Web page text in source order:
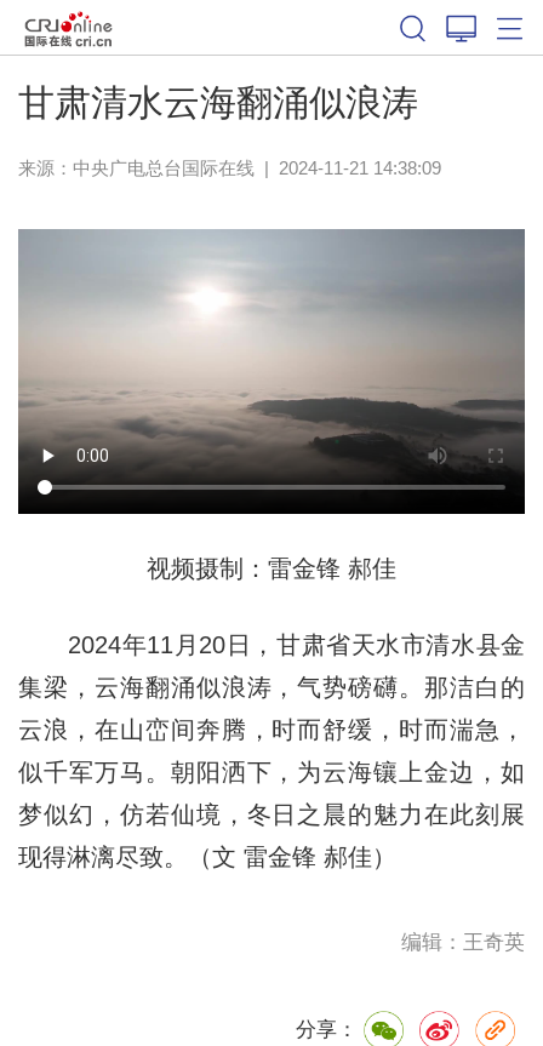
甘肃清水云海翻涌似浪涛
来源：中央广电总台国际在线| 2024-11-21 14:38:09
视频摄制：雷金锋 郝佳
2024年11月20日，甘肃省天水市清水县金
集梁，云海翻涌似浪涛，气势磅礴。那洁白的
云浪，在山峦间奔腾，时而舒缓，时而湍急，
似千军万马。朝阳洒下，为云海镶上金边，如
梦似幻，仿若仙境，冬日之晨的魅力在此刻展
现得淋漓尽致。（文 雷金锋 郝佳）
编辑：王奇英
分享：